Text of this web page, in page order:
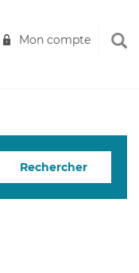
Mon compte
Rechercher